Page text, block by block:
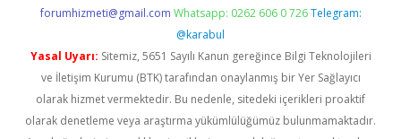
forumhizmeti@gmail.com Whatsapp: 0262 606 0 726 Telegram:
@karabul
Yasal Uyarı: Sitemiz, 5651 Sayılı Kanun gereğince Bilgi Teknolojileri
ve İletişim Kurumu (BTK) tarafından onaylanmış bir Yer Sağlayıcı
olarak hizmet vermektedir. Bu nedenle, sitedeki içerikleri proaktif
olarak denetleme veya araştırma yükümlülüğümüz bulunmamaktadır.